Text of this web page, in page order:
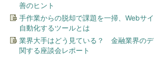
善のヒント
手作業からの脱却で課題を一掃、Webサ
自動化するツールとは
業界大手はどう見ている？ 金融業界のデ
関する座談会レポート